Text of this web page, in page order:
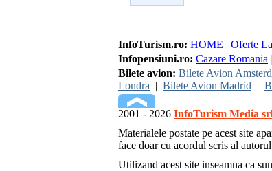
InfoTurism.ro: HOME | Oferte
Infopensiuni.ro: Cazare Romania |
Bilete avion: Bilete Avion
Londra | Bilete Avion Madrid |
2001 - 2026 InfoTurism Media
Materialele postate pe acest site
face doar cu acordul scris al
Utilizand acest site inseamna ca